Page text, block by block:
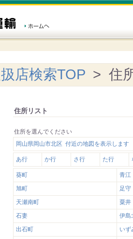
店検索TOP > 住
住所リスト
住所を選んでください
岡山県岡山市北区 付近の地図を表示します
あ行 か行 さ行 た行
葵町
青江
旭町
足守
天瀬南町
粟井
石妻
伊島
出石町
いず